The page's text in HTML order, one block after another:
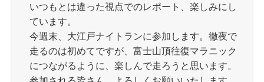
いつもとは違った視点でのレポート、楽しみにし
ています。
今週末、大江戸ナイトランに参加します。徹夜で
走るのは初めてですが、富士山頂往復マラニック
につながるように、楽しんで走ろうと思います。